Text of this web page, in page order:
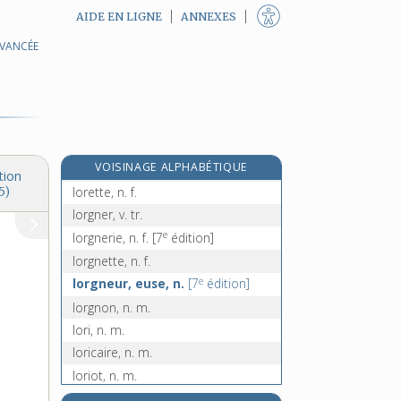
AIDE EN LIGNE ANNEXES
VOISINAGE ALPHABÉTIQUE
loré, ée, adj.[5 édition]
lorette, n. f.
lorgner, v. tr.
lorgnerie, n. f. [7e édition]
lorgnette, n. f.
lorgneur, euse, n. [7e édition]
lorgnon, n. m.
lori, n. m.
loricaire, n. m.
loriot, n. m.